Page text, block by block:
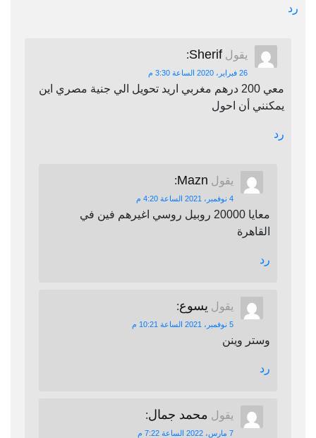
رد
يقول Sherif
:
26 فبراير، 2020 الساعة 3:30 م
معي 200 درهم مغربي اريد تحويل الي جنية مصري اين
يمكنني أن احول
رد
يقول Mazn
:
4 نوفمبر، 2021 الساعة 4:20 م
معايا 20000 روبيل روسي اغيرهم فين في
القاهرة
رد
يقول يسوع:
5 نوفمبر، 2021 الساعة 10:21 م
وستر وينن
رد
يقول محمد جمال:
7 مارس، 2022 الساعة 7:22 م